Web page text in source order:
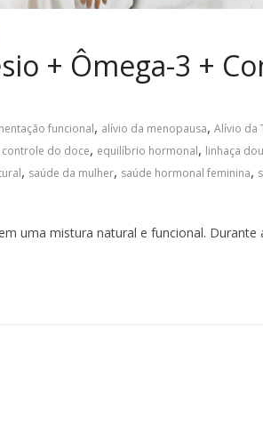
+ Ômega-3 +
funcional, alívio da menopausa, Alívio da
controle do doce, equilíbrio hormonal, linhaça
, saúde da mulher, saúde hormonal feminina,
uma mistura natural e funcional. Durante